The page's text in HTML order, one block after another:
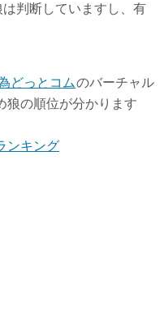
判断していますし、有
どっとコムのバーチャル
狼の順位が分かります